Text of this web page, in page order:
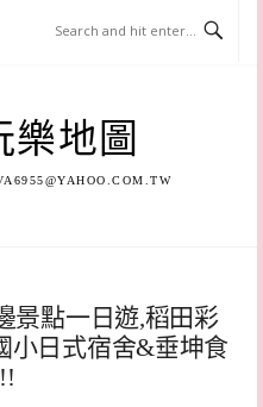
樂地圖
景點一日遊,稻田彩
小日式宿舍&垂坤食